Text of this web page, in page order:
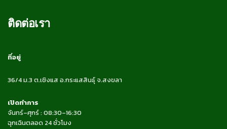
ติดต่อเรา
ที่อยู่
36/4 ม.3 ต.เชิงแส อ.กระแสสินธุ์ จ.สงขลา
เปิดทำการ
จันทร์–ศุกร์ : 08:30–16:30
ฉุกเฉินตลอด 24 ชั่วโมง